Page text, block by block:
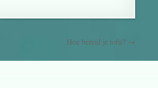
Hoe bereid je tofu? →